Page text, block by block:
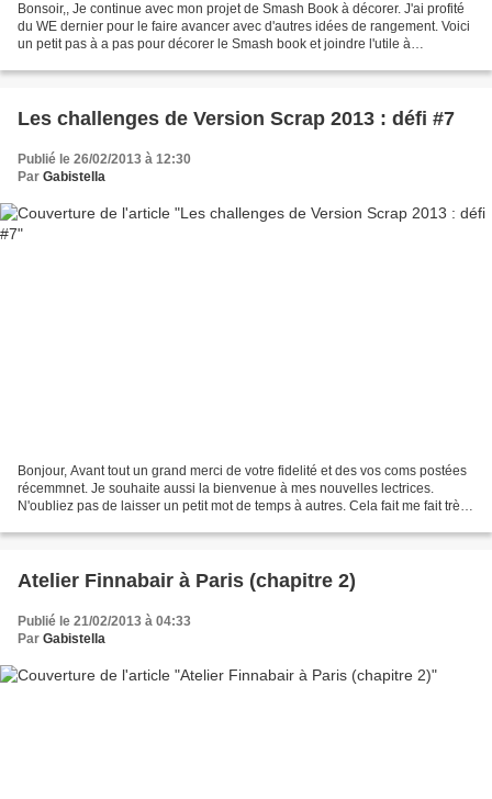
Bonsoir,, Je continue avec mon projet de Smash Book à décorer. J'ai profité
du WE dernier pour le faire avancer avec d'autres idées de rangement. Voici
un petit pas à a pas pour décorer le Smash book et joindre l'utile à
Les challenges de Version Scrap 2013 : défi #7
Publié le 26/02/2013 à 12:30
Par Gabistella
Bonjour, Avant tout un grand merci de votre fidelité et des vos coms postées
récemmnet. Je souhaite aussi la bienvenue à mes nouvelles lectrices.
N'oubliez pas de laisser un petit mot de temps à autres. Cela fait me fait très
Atelier Finnabair à Paris (chapitre 2)
Publié le 21/02/2013 à 04:33
Par Gabistella